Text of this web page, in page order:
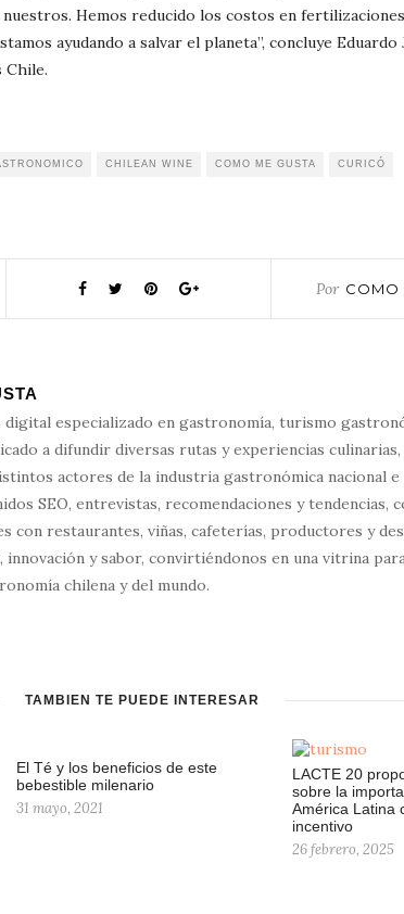
Hemos reducido los costos en
ayudando a salvar el planeta”, concluye
Chile.
CHILEAN WINE COMO ME GUSTA CURICÓ
Por COMO
digital especializado en gastronomía, turismo
a difundir diversas rutas y experiencias
actores de la industria gastronómica nacional e
SEO, entrevistas, recomendaciones y tendencias,
con restaurantes, viñas, cafeterías, productores y
innovación y sabor, convirtiéndonos en una vitrina
chilena y del mundo.
TAMBIÉN TE PUEDE INTERESAR
El Té y los beneficios de este
bebestible milenario
31 mayo, 2021
LACTE 20
sobre la
América Latina
incentivo
26 febrero, 2025